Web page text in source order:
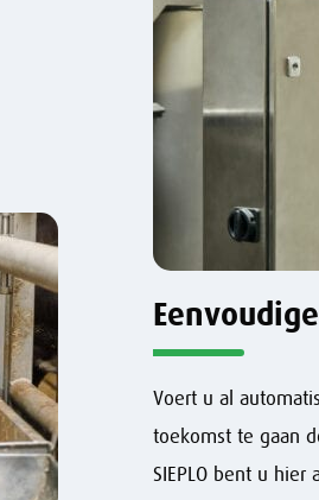
Voert u al
toekomst te gaan
SIEPLO bent u